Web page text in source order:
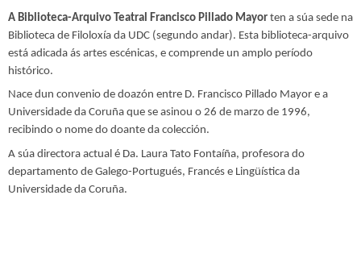
A Biblioteca-Arquivo Teatral Francisco Pillado Mayor ten a súa sede na
Biblioteca de Filoloxía da UDC (segundo andar). Esta biblioteca-arquivo
está adicada ás artes escénicas, e comprende un amplo período
histórico.
Nace dun convenio de doazón entre D. Francisco Pillado Mayor e a
Universidade da Coruña que se asinou o 26 de marzo de 1996,
recibindo o nome do doante da colección.
A súa directora actual é Da. Laura Tato Fontaíña, profesora do
departamento de Galego-Portugués, Francés e Lingüística da
Universidade da Coruña.